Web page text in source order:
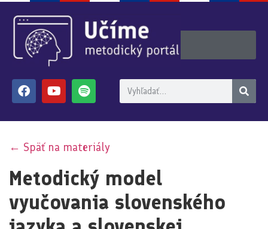
← Späť na materiály
Metodický model
vyučovania slovenského